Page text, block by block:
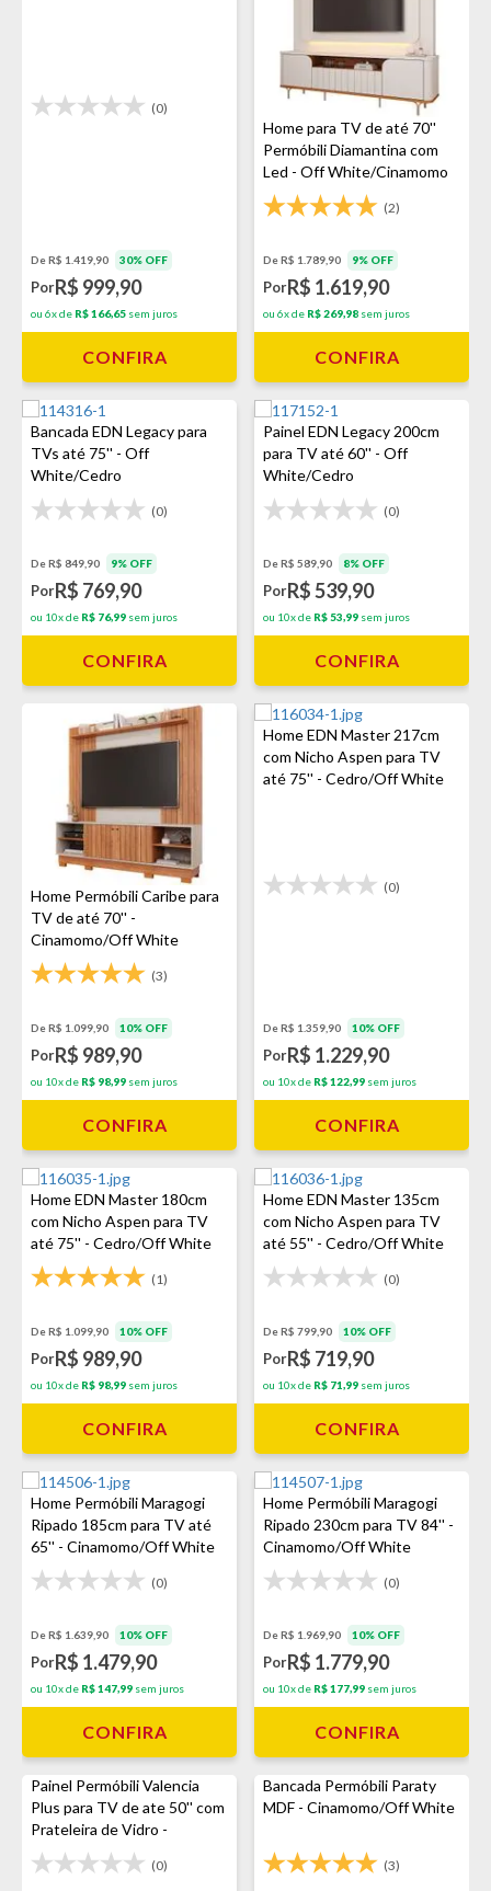
(0)
De R$ 1.419,90 30% OFF
PorR$ 999,90
ou 6x de R$ 166,65 sem juros
CONFIRA
Home para TV de até 70''
Permóbili Diamantina com
Led - Off White/Cinamomo
(2)
De R$ 1.789,90 9% OFF
PorR$ 1.619,90
ou 6x de R$ 269,98 sem juros
CONFIRA
Bancada EDN Legacy para
TVs até 75'' - Off
White/Cedro
(0)
De R$ 849,90 9% OFF
PorR$ 769,90
ou 10x de R$ 76,99 sem juros
CONFIRA
Painel EDN Legacy 200cm
para TV até 60'' - Off
White/Cedro
(0)
De R$ 589,90 8% OFF
PorR$ 539,90
ou 10x de R$ 53,99 sem juros
CONFIRA
Home Permóbili Caribe para
TV de até 70'' -
Cinamomo/Off White
(3)
De R$ 1.099,90 10% OFF
PorR$ 989,90
ou 10x de R$ 98,99 sem juros
CONFIRA
Home EDN Master 217cm
com Nicho Aspen para TV
até 75'' - Cedro/Off White
(0)
De R$ 1.359,90 10% OFF
PorR$ 1.229,90
ou 10x de R$ 122,99 sem juros
CONFIRA
Home EDN Master 180cm
com Nicho Aspen para TV
até 75'' - Cedro/Off White
(1)
De R$ 1.099,90 10% OFF
PorR$ 989,90
ou 10x de R$ 98,99 sem juros
CONFIRA
Home EDN Master 135cm
com Nicho Aspen para TV
até 55'' - Cedro/Off White
(0)
De R$ 799,90 10% OFF
PorR$ 719,90
ou 10x de R$ 71,99 sem juros
CONFIRA
Home Permóbili Maragogi
Ripado 185cm para TV até
65'' - Cinamomo/Off White
(0)
De R$ 1.639,90 10% OFF
PorR$ 1.479,90
ou 10x de R$ 147,99 sem juros
CONFIRA
Home Permóbili Maragogi
Ripado 230cm para TV 84'' -
Cinamomo/Off White
(0)
De R$ 1.969,90 10% OFF
PorR$ 1.779,90
ou 10x de R$ 177,99 sem juros
CONFIRA
Painel Permóbili Valencia
Plus para TV de ate 50'' com
Prateleira de Vidro -
Nature/Off White
(0)
Bancada Permóbili Paraty
MDF - Cinamomo/Off White
(3)